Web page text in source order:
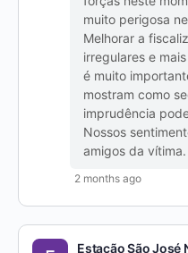
muito perigosa
Melhorar a
irregulares e
é muito
mostram como
imprudência
Nossos
amigos da vítima.
2 months ago
Estação São José